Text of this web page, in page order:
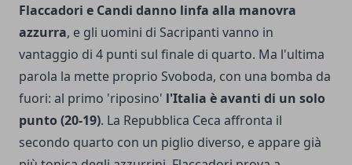
Flaccadori e Candi danno linfa alla manovra
azzurra, e gli uomini di Sacripanti vanno in
vantaggio di 4 punti sul finale di quarto. Ma l'ultima
parola la mette proprio Svoboda, con una bomba da
fuori: al primo 'riposino' l'Italia è avanti di un solo
punto (20-19). La Repubblica Ceca affronta il
secondo quarto con un piglio diverso, e appare già